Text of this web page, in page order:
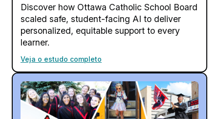
Discover how Ottawa Catholic School Board
scaled safe, student-facing AI to deliver
personalized, equitable support to every
learner.
Veja o estudo completo